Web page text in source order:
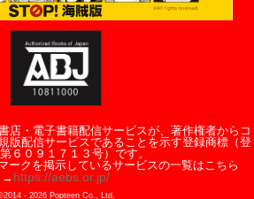
店・電子書籍配信サービスが、著作権者からコ
版配信サービスであることを示す登録商標（登
６０９１７１３号）です。
ークを掲示しているサービスの一覧はこちら
→ https://aebs.or.jp/
- 2026Popteen Co., Ltd.